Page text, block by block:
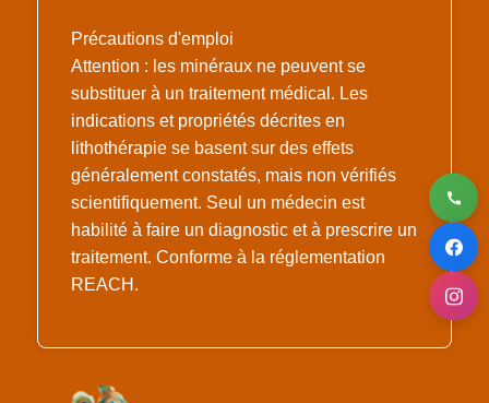
Précautions d'emploi
Attention : les minéraux ne peuvent se
substituer à un traitement médical. Les
indications et propriétés décrites en
lithothérapie se basent sur des effets
généralement constatés, mais non vérifiés
scientifiquement. Seul un médecin est
habilité à faire un diagnostic et à prescrire un
traitement. Conforme à la réglementation
REACH.